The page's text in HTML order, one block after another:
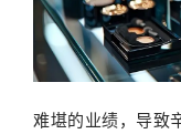
难堪的业绩，导致